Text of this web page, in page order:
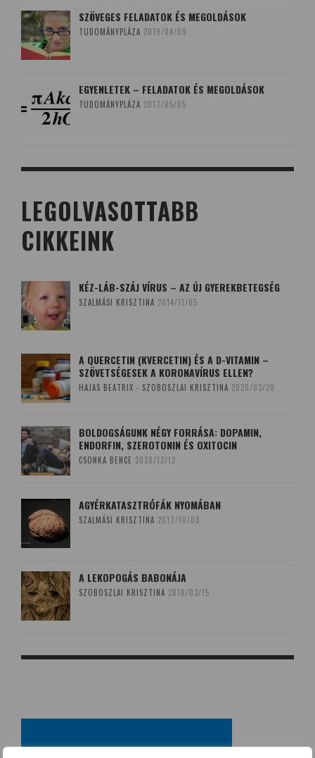
SZÖVEGES FELADATOK ÉS MEGOLDÁSOK
TUDOMÁNYPLÁZA 2019/04/09
EGYENLETEK – FELADATOK ÉS MEGOLDÁSOK
TUDOMÁNYPLÁZA 2017/05/05
LEGOLVASOTTABB
CIKKEINK
KÉZ-LÁB-SZÁJ VÍRUS – AZ ÚJ GYEREKBETEGSÉG
SZALMÁSI KRISZTINA 2014/11/05
A QUERCETIN (KVERCETIN) ÉS A D-VITAMIN –
SZÖVETSÉGESEK A KORONAVÍRUS ELLEN?
HAJAS BEATRIX - SZOBOSZLAI KRISZTINA 2020/03/20
BOLDOGSÁGUNK NÉGY FORRÁSA: DOPAMIN,
ENDORFIN, SZEROTONIN ÉS OXITOCIN
CSONKA BENCE 2020/12/12
AGYÉRKATASZTRÓFÁK NYOMÁBAN
SZALMÁSI KRISZTINA 2017/10/08
A LEKOPOGÁS BABONÁJA
SZOBOSZLAI KRISZTINA 2018/03/15